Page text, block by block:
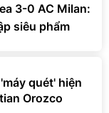
3-0 AC Milan:
siêu phẩm
quét' hiện
Orozco